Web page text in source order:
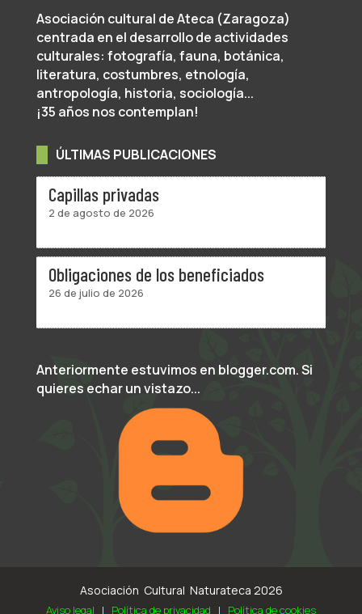
Asociación cultural de Ateca (Zaragoza)
centrada en el desarrollo de actividades
culturales: fotografía, fauna, botánica,
literatura, costumbres, etnología,
antropología, historia, sociología...
¡35 años nos contemplan!
ÚLTIMAS PUBLICACIONES
Capillas privadas
2 de agosto de 2026
Obligaciones de los beneficiados
26 de julio de 2026
Anteriormente estuvimos en blogger.com. Si
quieres echar un vistazo...
Asociación Cultural Naturateca 2026
Aviso legal | Política de privacidad | Política de cookies